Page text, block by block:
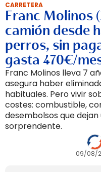
CARRETERA
Franc Molinos
camión desde
perros, sin
gasta 470€/
Franc Molinos lleva 7
asegura haber
habituales. Pero vivir
costes: combustible,
desembolsos que
sorprendente.
09/08/